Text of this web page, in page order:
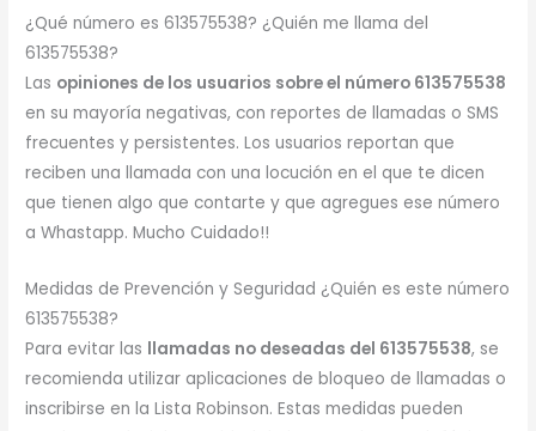
¿Qué número es 613575538? ¿Quién me llama del
613575538?
Las opiniones de los usuarios sobre el número 613575538
en su mayoría negativas, con reportes de llamadas o SMS
frecuentes y persistentes. Los usuarios reportan que
reciben una llamada con una locución en el que te dicen
que tienen algo que contarte y que agregues ese número
a Whastapp. Mucho Cuidado!!
Medidas de Prevención y Seguridad ¿Quién es este número
613575538?
Para evitar las llamadas no deseadas del 613575538, se
recomienda utilizar aplicaciones de bloqueo de llamadas o
inscribirse en la Lista Robinson. Estas medidas pueden